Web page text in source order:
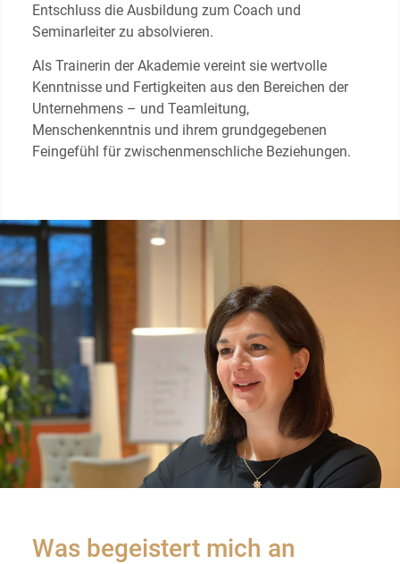
Entschluss die Ausbildung zum Coach und
Seminarleiter zu absolvieren.
Als Trainerin der Akademie vereint sie wertvolle
Kenntnisse und Fertigkeiten aus den Bereichen der
Unternehmens – und Teamleitung,
Menschenkenntnis und ihrem grundgegebenen
Feingefühl für zwischenmenschliche Beziehungen.
Was begeistert mich an